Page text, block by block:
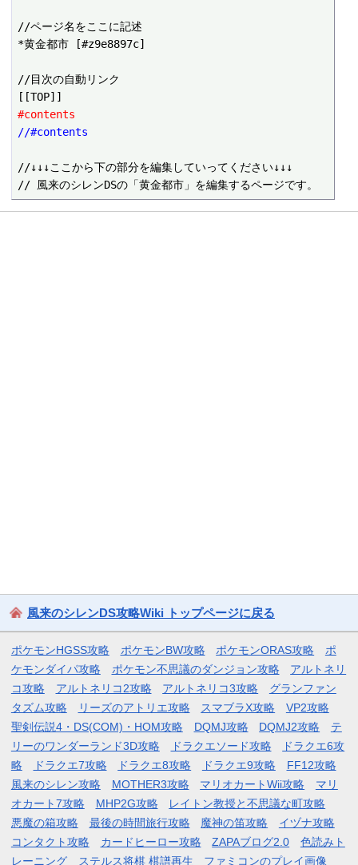
//ページ名をここに記述
*黄金都市 [#z9e8897c]
//目次の自動リンク
#contents
//#contents
//↓↓↓ここから下の部分を編集していってください↓↓↓
風来のシレンDS攻略Wiki トップページに戻る
ポケモンHGSS攻略 ポケモンBW攻略 ポケモンORAS攻略
ポ
ケモンダイパ攻略
ポケモン不思議のダンジョン攻略
アルトネリ
コ攻略
アルトネリコ2攻略 アルトネリコ3攻略
グランファン
タズム攻略
リーズのアトリエ攻略 スマブラX攻略
VP2攻略
聖剣伝説4・DS(COM)・HOM攻略
DQMJ攻略 DQMJ2攻略
テ
リーのワンダーランド3D攻略
ドラクエソード攻略
ドラクエ6攻
略
ドラクエ7攻略 ドラクエ8攻略 ドラクエ9攻略
FF12攻略
風来のシレン攻略
MOTHER3攻略 マリオカートWii攻略
マリ
オカート7攻略
MHP2G攻略
レイトン教授と不思議な町攻略
悪魔の箱攻略
最後の時間旅行攻略 魔神の笛攻略
イヅナ攻略
コンタクト攻略
カードヒーロー攻略 ZAPAブログ2.0
色読みト
レーニング
ステルス将棋 棋譜再生 ファミコンのプレイ画像